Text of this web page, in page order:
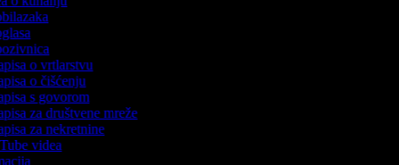
o vrtlarstvu
o čišćenju
s govorom
za društvene mreže
za nekretnine
videa